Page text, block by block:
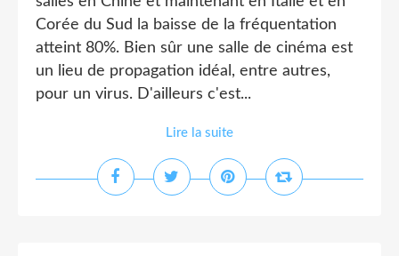
Corée du Sud la baisse de la fréquentation
atteint 80%. Bien sûr une salle de cinéma est
un lieu de propagation idéal, entre autres,
pour un virus. D'ailleurs c'est...
Lire la suite